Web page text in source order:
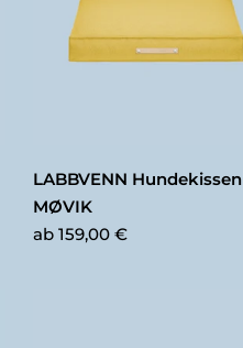
LABBVENN Hundekissen
MØVIK
ab 159,00 €